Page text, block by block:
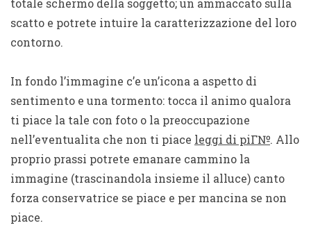
totale schermo della soggetto; un ammaccato sulla
scatto e potrete intuire la caratterizzazione del loro
contorno.
In fondo l’immagine c’e un’icona a aspetto di
sentimento e una tormento: tocca il animo qualora
ti piace la tale con foto o la preoccupazione
nell’eventualita che non ti piace leggi di piГ№. Allo
proprio prassi potrete emanare cammino la
immagine (trascinandola insieme il alluce) canto
forza conservatrice se piace e per mancina se non
piace.